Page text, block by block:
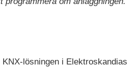
lösningen i Elektroskandias